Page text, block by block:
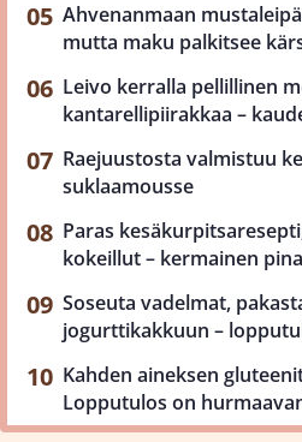
Ahvenanmaan
mutta maku palkitsee
Leivo kerralla pellillinen
kantarellipiirakkaa –
Raejuustosta valmistuu
suklaamousse
Paras
kokeillut – kermainen
Soseuta vadelmat,
jogurttikakkuun –
Kahden aineksen
Lopputulos on